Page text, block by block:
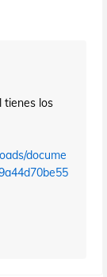
tienes los
docume